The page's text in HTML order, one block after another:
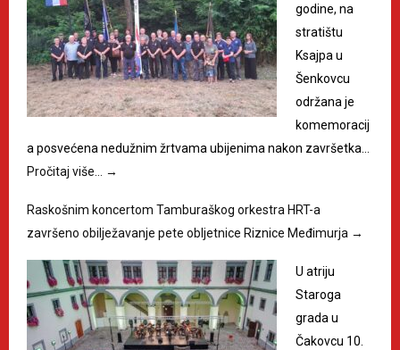
godine, na
stratištu
Ksajpa u
Šenkovcu
održana je
komemoracij
a posvećena nedužnim žrtvama ubijenima nakon završetka…
Pročitaj više…
→
Raskošnim koncertom Tamburaškog orkestra HRT-a
završeno obilježavanje pete obljetnice Riznice Međimurja →
U atriju
Staroga
grada u
Čakovcu 10.